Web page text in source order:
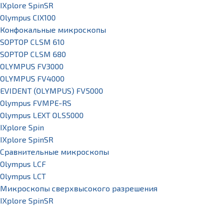
IXplore SpinSR
Olympus CIX100
Конфокальные микроскопы
SOPTOP CLSM 610
SOPTOP CLSM 680
OLYMPUS FV3000
OLYMPUS FV4000
EVIDENT (OLYMPUS) FV5000
Olympus FVMPE-RS
Olympus LEXT OLS5000
IXplore Spin
IXplore SpinSR
Сравнительные микроскопы
Olympus LCF
Olympus LCT
Микроскопы сверхвысокого разрешения
IXplore SpinSR